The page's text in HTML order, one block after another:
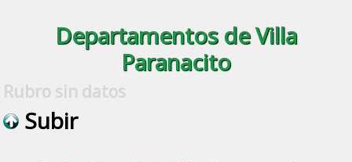
Departamentos de Villa
Paranacito
Rubro sin datos
Subir